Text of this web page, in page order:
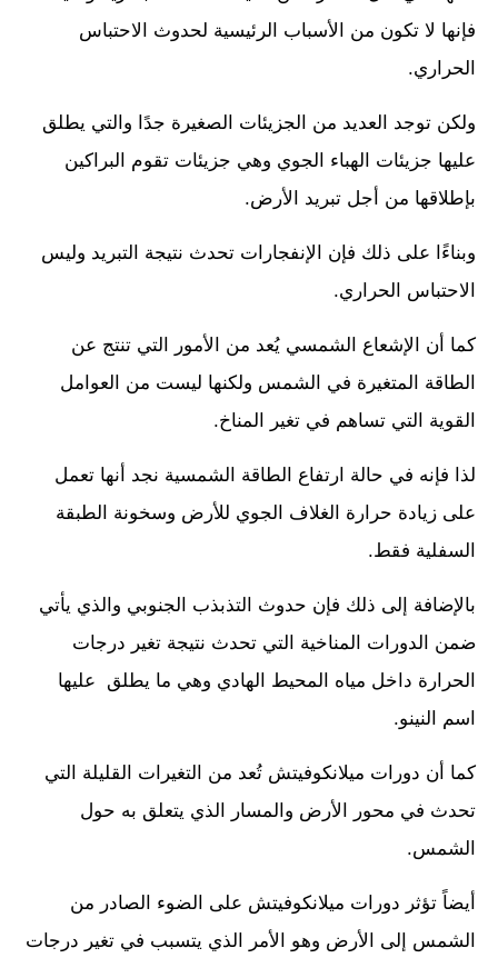
فإنها لا تكون من الأسباب الرئيسية لحدوث الاحتباس
الحراري.
ولكن توجد العديد من الجزيئات الصغيرة جدًا والتي يطلق
عليها جزيئات الهباء الجوي وهي جزيئات تقوم البراكين
بإطلاقها من أجل تبريد الأرض.
وبناءًا على ذلك فإن الإنفجارات تحدث نتيجة التبريد وليس
الاحتباس الحراري.
كما أن الإشعاع الشمسي يُعد من الأمور التي تنتج عن
الطاقة المتغيرة في الشمس ولكنها ليست من العوامل
القوية التي تساهم في تغير المناخ.
لذا فإنه في حالة ارتفاع الطاقة الشمسية نجد أنها تعمل
على زيادة حرارة الغلاف الجوي للأرض وسخونة الطبقة
السفلية فقط.
بالإضافة إلى ذلك فإن حدوث التذبذب الجنوبي والذي يأتي
ضمن الدورات المناخية التي تحدث نتيجة تغير درجات
الحرارة داخل مياه المحيط الهادي وهي ما يطلق عليها
اسم النينو.
كما أن دورات ميلانكوفيتش تُعد من التغيرات القليلة التي
تحدث في محور الأرض والمسار الذي يتعلق به حول
الشمس.
أيضاً تؤثر دورات ميلانكوفيتش على الضوء الصادر من
الشمس إلى الأرض وهو الأمر الذي يتسبب في تغير درجات